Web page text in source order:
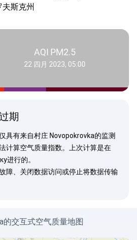
斯克州
AQI PM2.5
22 四月 2023, 05:00
期
具有来自村庄 Novopokrovka的监测
计算空气质量指数。上次计算是在
进行的。
障、关闭数据访问或停止将数据传输
的交互式空气质量地图